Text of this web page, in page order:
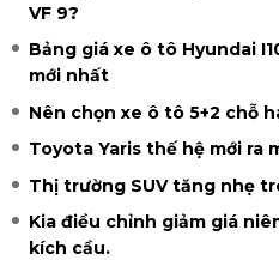
VF 9?
Bảng giá xe ô tô Hyundai
mới nhất
Nên chọn xe ô tô 5+2 chỗ
Toyota Yaris thế hệ mới ra
Thị trường SUV tăng nhẹ
Kia điều chỉnh giảm giá
kích cầu.